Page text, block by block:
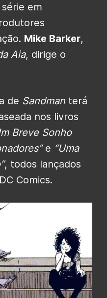
em
Mike Barker,
Aia, dirige o
de Sandman terá
nos livros
Breve Sonho
e “Uma
, todos lançados
Comics.